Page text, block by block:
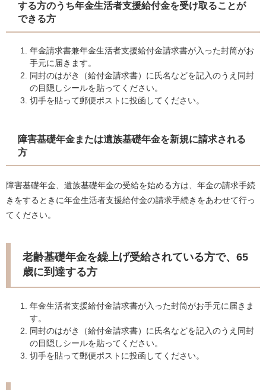
する方のうち年金生活者支援給付金を受け取ることが
できる方
年金請求書兼年金生活者支援給付金請求書が入った封筒がお
手元に届きます。
同封のはがき（給付金請求書）に氏名などを記入のうえ同封
の目隠しシールを貼ってください。
切手を貼って郵便ポストに投函してください。
障害基礎年金または遺族基礎年金を新規に請求される
方
障害基礎年金、遺族基礎年金の受給を始める方は、年金の請求手続
きをするときに年金生活者支援給付金の請求手続きをあわせて行っ
てください。
老齢基礎年金を繰上げ受給されている方で、65
歳に到達する方
年金生活者支援給付金請求書が入った封筒がお手元に届きま
す。
同封のはがき（給付金請求書）に氏名などを記入のうえ同封
の目隠しシールを貼ってください。
切手を貼って郵便ポストに投函してください。